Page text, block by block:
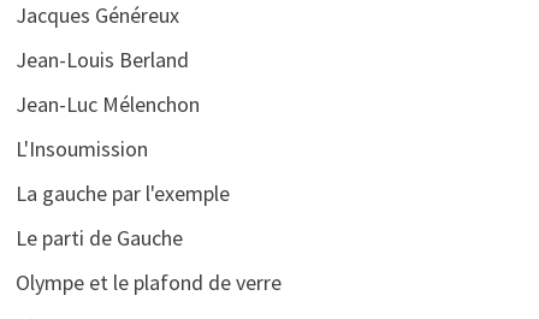
Jacques Généreux
Jean-Louis Berland
Jean-Luc Mélenchon
L'Insoumission
La gauche par l'exemple
Le parti de Gauche
Olympe et le plafond de verre